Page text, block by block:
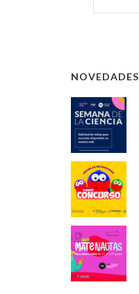
NOVEDADES